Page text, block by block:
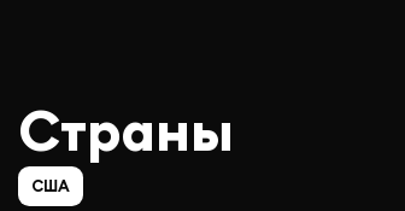
Страны
США